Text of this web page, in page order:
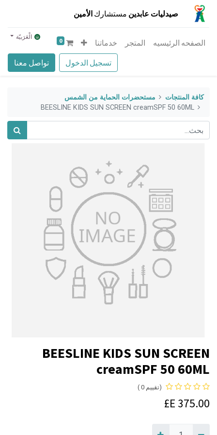
صيدليات عابدين مستشارك الأمين
تسجيل الدخول تواصل معنا
الصفحه الرئيسيه المتجر خدماتنا 0 الْعَرَبيّة
كافة المنتجات
مستحضرات الحماية من الشمس
BEESLINE KIDS SUN SCREEN creamSPF 50 60ML
BEESLINE KIDS SUN SCREEN
creamSPF 50 60ML
(تقييم 0 )
375.00